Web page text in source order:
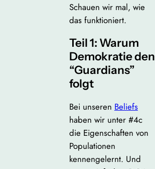
Schauen wir mal, wie
das funktioniert.
Teil 1: Warum
Demokratie den
“Guardians”
folgt
Bei unseren Beliefs
haben wir unter #4c
die Eigenschaften von
Populationen
kennengelernt. Und